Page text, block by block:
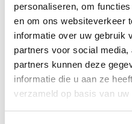
personaliseren, om
en om ons websiteverkeer
informatie over uw gebruik
partners voor social
partners kunnen deze
informatie die u aan ze
verzameld op basis van